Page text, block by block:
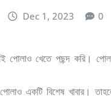
Dec 1, 2023 0
পোলাও খেতে পছন্দ করি।
একটি বিশেষ খাবার।